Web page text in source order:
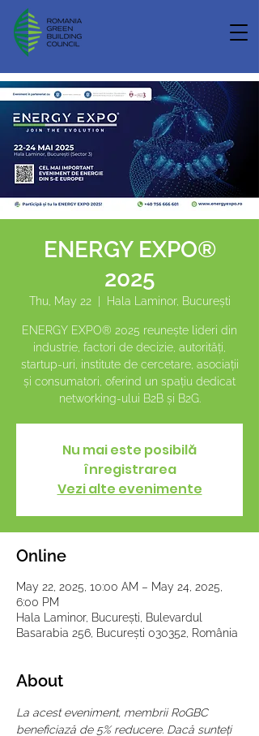
ENERGY EXPO®
2025
Thu, May 22
  |
Hala Laminor, București
ENERGY EXPO® 2025 reunește lideri din
industrie, factori de decizie, autorități,
startup-uri, institute de cercetare, asociații
și consumatori, oferind un spațiu dedicat
networking-ului B2B și B2G.
Nu mai este posibilă
înregistrarea
Vezi alte evenimente
Online
May 22, 2025, 10:00 AM – May 24, 2025,
6:00 PM
Hala Laminor, București, Bulevardul
Basarabia 256, București 030352, România
About
La acest eveniment, membrii RoGBC
beneficiază de 5% reducere. Dacă sunteți